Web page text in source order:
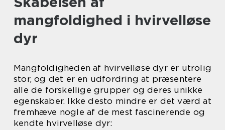
mangfoldighed i hvirvelløse
dyr
Mangfoldigheden af hvirvelløse dyr er utrolig
stor, og det er en udfordring at præsentere
alle de forskellige grupper og deres unikke
egenskaber. Ikke desto mindre er det værd at
fremhæve nogle af de mest fascinerende og
kendte hvirvelløse dyr: